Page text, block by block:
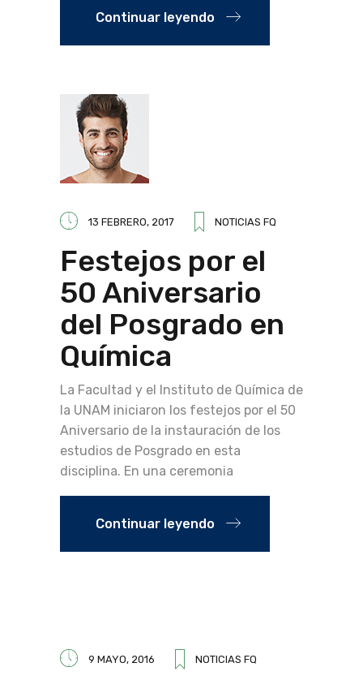
Continuar leyendo
13 FEBRERO, 2017 NOTICIAS FQ
Festejos por el
50 Aniversario
del Posgrado en
Química
La Facultad y el Instituto de Química de
la UNAM iniciaron los festejos por el 50
Aniversario de la instauración de los
estudios de Posgrado en esta
disciplina. En una ceremonia
Continuar leyendo
9 MAYO, 2016 NOTICIAS FQ